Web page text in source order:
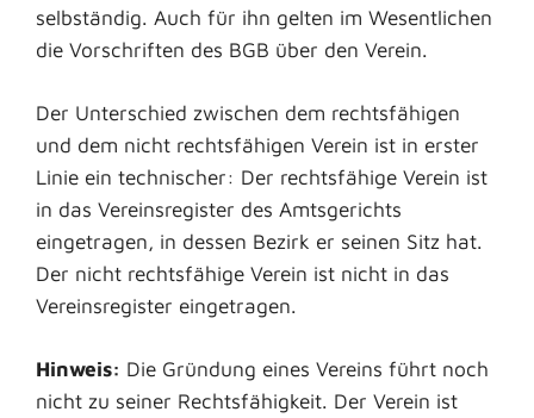
selbständig. Auch für ihn gelten im Wesentlichen
die Vorschriften des BGB über den Verein.
Der Unterschied zwischen dem rechtsfähigen
und dem nicht rechtsfähigen Verein ist in erster
Linie ein technischer: Der rechtsfähige Verein ist
in das Vereinsregister des Amtsgerichts
eingetragen, in dessen Bezirk er seinen Sitz hat.
Der nicht rechtsfähige Verein ist nicht in das
Vereinsregister eingetragen.
Hinweis: Die Gründung eines Vereins führt noch
nicht zu seiner Rechtsfähigkeit. Der Verein ist